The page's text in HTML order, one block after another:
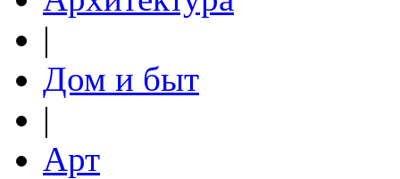
|
Дом и быт
|
Арт